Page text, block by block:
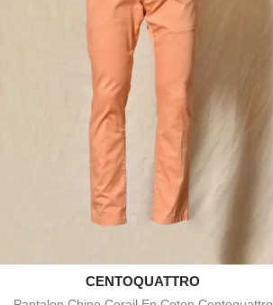
Aperçu rapide
CENTOQUATTRO